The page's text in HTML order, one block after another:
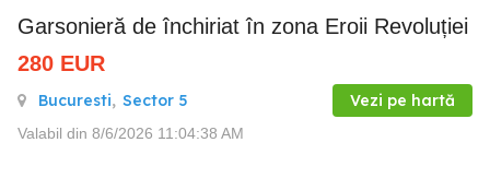
Garsonieră de închiriat în zona Eroii Revoluției
280 EUR
Bucuresti, Sector 5 Vezi pe hartă
Valabil din 8/6/2026 11:04:38 AM